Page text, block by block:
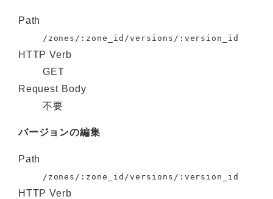
Path
/zones/:zone_id/versions/:version_id
HTTP Verb
GET
Request Body
不要
バージョンの編集
Path
/zones/:zone_id/versions/:version_id
HTTP Verb